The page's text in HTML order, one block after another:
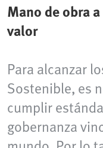
Mano de obra
valor
Para alcanzar
Sostenible, es
cumplir
gobernanza